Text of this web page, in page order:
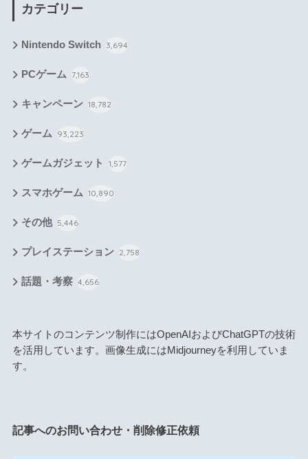
カテゴリー
Nintendo Switch 3,694
PCゲーム 7,163
キャンペーン 18,782
ゲーム 93,223
ゲームガジェット 1,577
スマホゲーム 10,890
その他 5,446
プレイステーション 2,758
話題・考察 4,656
本サイトのコンテンツ制作にはOpenAIおよびChatGPTの技術
を活用しています。画像生成にはMidjourneyを利用していま
す。
記事へのお問い合わせ・削除修正依頼